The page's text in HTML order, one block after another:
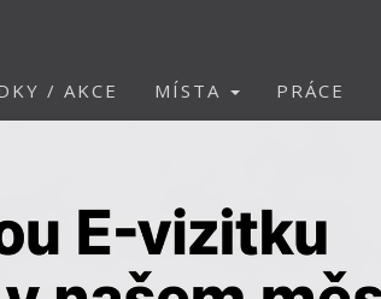
/ AKCE MÍSTA PRÁCE